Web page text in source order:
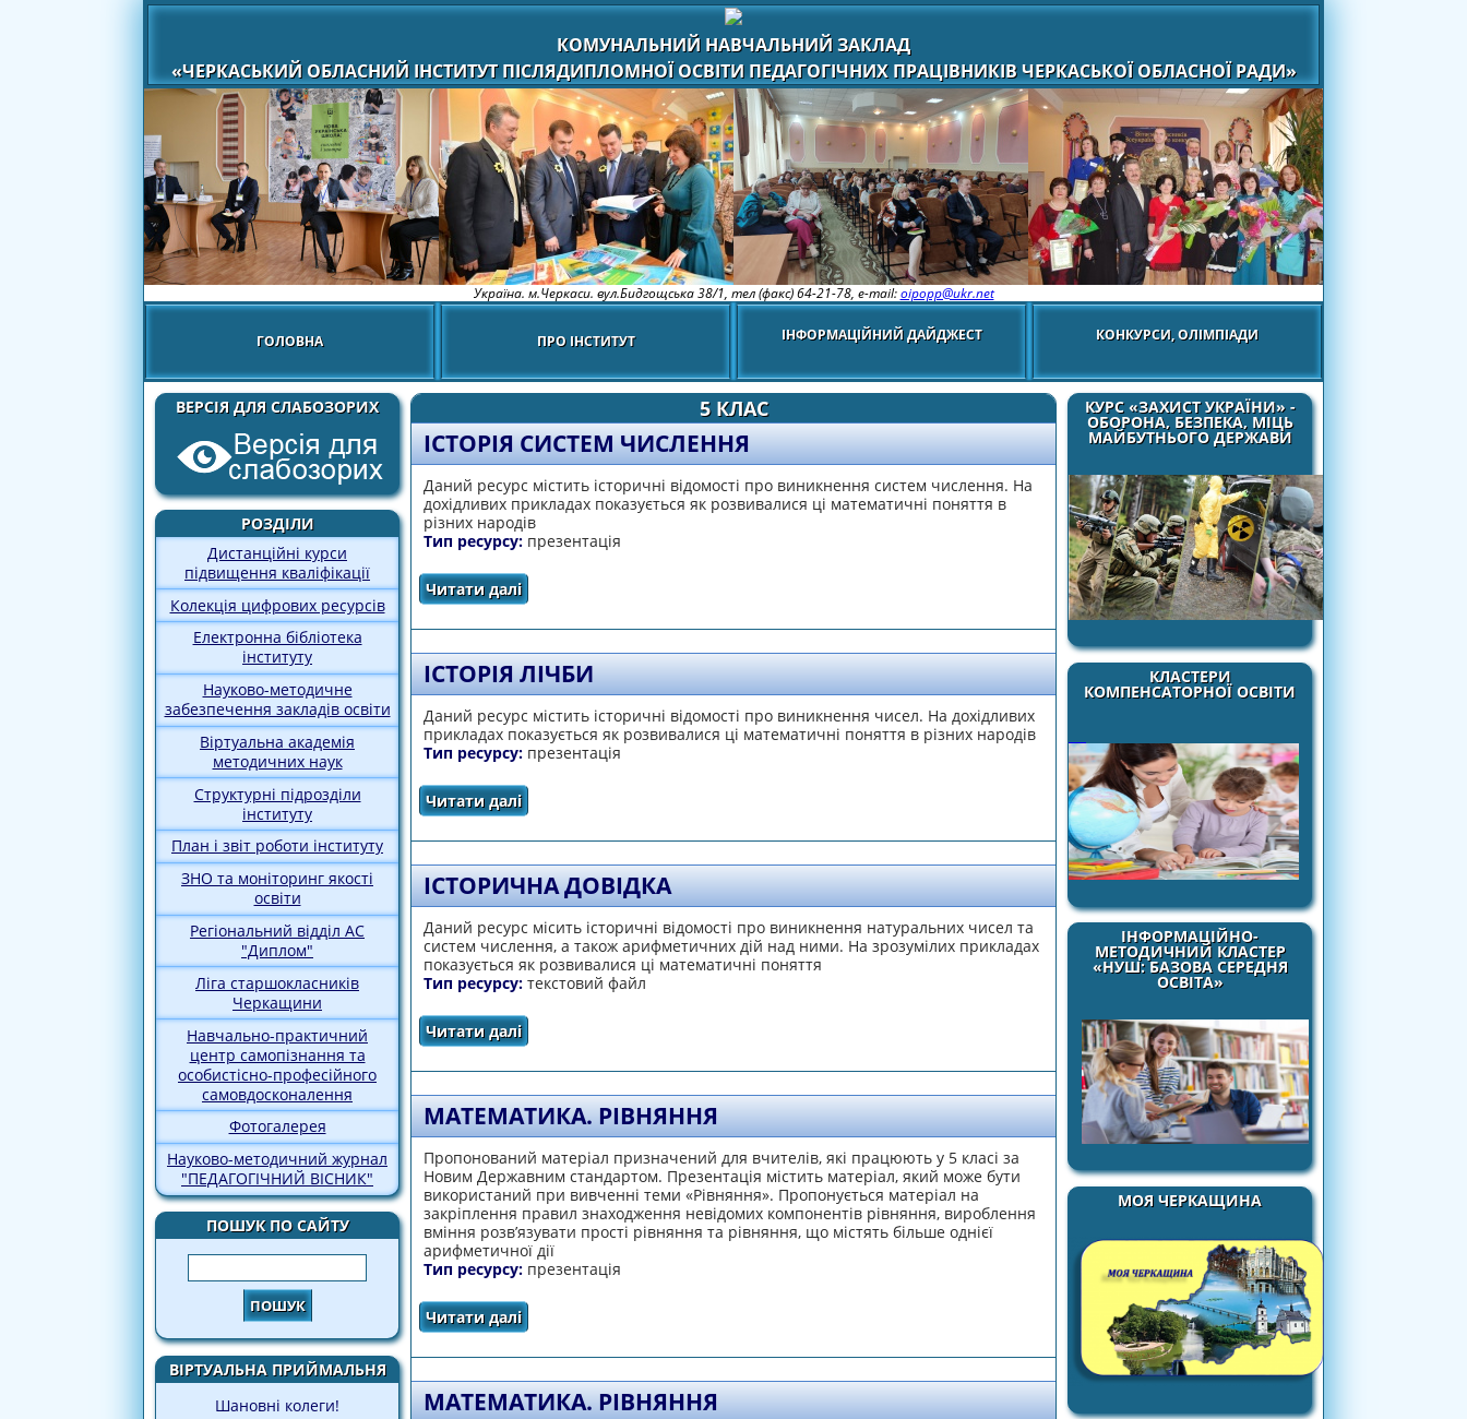
КОМУНАЛЬНИЙ НАВЧАЛЬНИЙ ЗАКЛАД
«ЧЕРКАСЬКИЙ ОБЛАСНИЙ ІНСТИТУТ ПІСЛЯДИПЛОМНОЇ ОСВІТИ ПЕДАГОГІЧНИХ ПРАЦІВНИКІВ ЧЕРКАСЬКОЇ ОБЛАСНОЇ РАДИ»
Україна. м.Черкаси. вул.Бидгощська 38/1, тел (факс) 64-21-78, e-mail:oipopp@ukr.net
ГОЛОВНА ПРО ІНСТИТУТ ІНФОРМАЦІЙНИЙ ДАЙДЖЕСТ КОНКУРСИ, ОЛІМПІАДИ
ВЕРСІЯ ДЛЯ СЛАБОЗОРИХ
РОЗДІЛИ
Дистанційні курси
підвищення кваліфікації
Колекція цифрових ресурсів
Електронна бібліотека
інституту
Науково-методичне
забезпечення закладів освіти
Віртуальна академія
методичних наук
Структурні підрозділи
інституту
План і звіт роботи інституту
ЗНО та моніторинг якості
освіти
Регіональний відділ АС
"Диплом"
Ліга старшокласників
Черкащини
Навчально-практичний
центр самопізнання та
особистісно-професійного
самовдосконалення
Фотогалерея
Науково-методичний журнал
"ПЕДАГОГІЧНИЙ ВІСНИК"
ПОШУК ПО САЙТУ
Пошук
ВІРТУАЛЬНА ПРИЙМАЛЬНЯ
Шановні колеги!
КУРС «ЗАХИСТ УКРАЇНИ» -
ОБОРОНА, БЕЗПЕКА, МІЦЬ
МАЙБУТНЬОГО ДЕРЖАВИ
КЛАСТЕРИ
КОМПЕНСАТОРНОЇ ОСВІТИ
ІНФОРМАЦІЙНО-
МЕТОДИЧНИЙ КЛАСТЕР
«НУШ: БАЗОВА СЕРЕДНЯ
ОСВІТА»
МОЯ ЧЕРКАЩИНА
5 КЛАС
ІСТОРІЯ СИСТЕМ ЧИСЛЕННЯ
Даний ресурс містить історичні відомості про виникнення систем числення. На
дохідливих прикладах показується як розвивалися ці математичні поняття в
різних народів
Тип ресурсу: презентація
Читати даліпро Історія систем числення
ІСТОРІЯ ЛІЧБИ
Даний ресурс містить історичні відомості про виникнення чисел. На дохідливих
прикладах показується як розвивалися ці математичні поняття в різних народів
Тип ресурсу: презентація
Читати даліпро Історія лічби
ІСТОРИЧНА ДОВІДКА
Даний ресурс місить історичні відомості про виникнення натуральних чисел та
систем числення, а також арифметичних дій над ними. На зрозумілих прикладах
показується як розвивалися ці математичні поняття
Тип ресурсу: текстовий файл
Читати даліпро Історична довідка
МАТЕМАТИКА. РІВНЯННЯ
Пропонований матеріал призначений для вчителів, які працюють у 5 класі за
Новим Державним стандартом. Презентація містить матеріал, який може бути
використаний при вивченні теми «Рівняння». Пропонується матеріал на
закріплення правил знаходження невідомих компонентів рівняння, вироблення
вміння розв’язувати прості рівняння та рівняння, що містять більше однієї
арифметичної дії
Тип ресурсу: презентація
Читати даліпро Математика. Рівняння
МАТЕМАТИКА. РІВНЯННЯ